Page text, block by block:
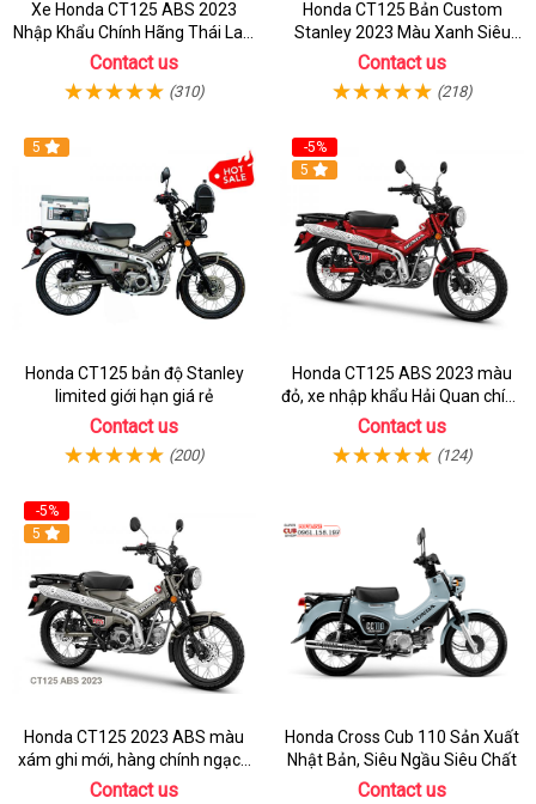
Xe Honda CT125 ABS 2023
Nhập Khẩu Chính Hãng Thái Lan,
Đủ Phụ Kiện Đồ Chơi
Contact us
(310)
Honda CT125 Bản Custom
Stanley 2023 Màu Xanh Siêu
Chất
Contact us
(218)
5
Honda CT125 bản độ Stanley
limited giới hạn giá rẻ
Contact us
(200)
-5%
5
Honda CT125 ABS 2023 màu
đỏ, xe nhập khẩu Hải Quan chính
ngạch
Contact us
(124)
-5%
5
Honda CT125 2023 ABS màu
xám ghi mới, hàng chính ngạch
giá tốt nhất thị trường
Contact us
Honda Cross Cub 110 Sản Xuất
Nhật Bản, Siêu Ngầu Siêu Chất
Contact us